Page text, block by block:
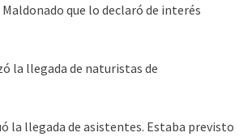
que lo declaró de interés
la llegada de naturistas de
la llegada de asistentes. Estaba previsto